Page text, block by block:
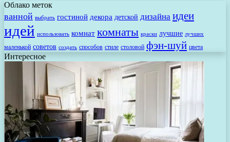
Облако меток
ванной выбрать гостиной декора детской дизайна идеи
идей использовать комнат комнаты краски лучшие лучших
маленькой советов создать способов стиле столовой фэн-шуй цвета
Интересное